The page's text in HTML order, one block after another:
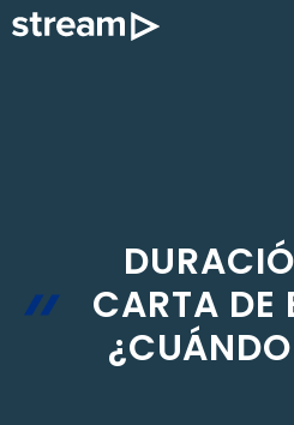
Saltar
CARTA DE